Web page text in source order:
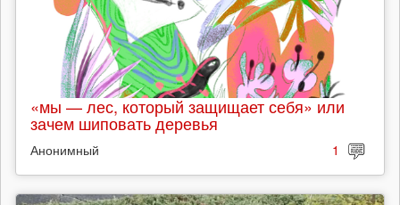
«мы — лес, который защищает себя» или
зачем шиповать деревья
Анонимный 1